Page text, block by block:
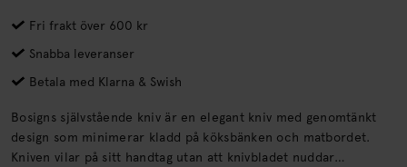
Fri frakt över 600 kr
Snabba leveranser
Betala med Klarna & Swish
Bosigns självstående kniv är en elegant kniv med genomtänkt
design som minimerar kladd på köksbänken och matbordet.
Kniven vilar på sitt handtag utan att knivbladet nuddar